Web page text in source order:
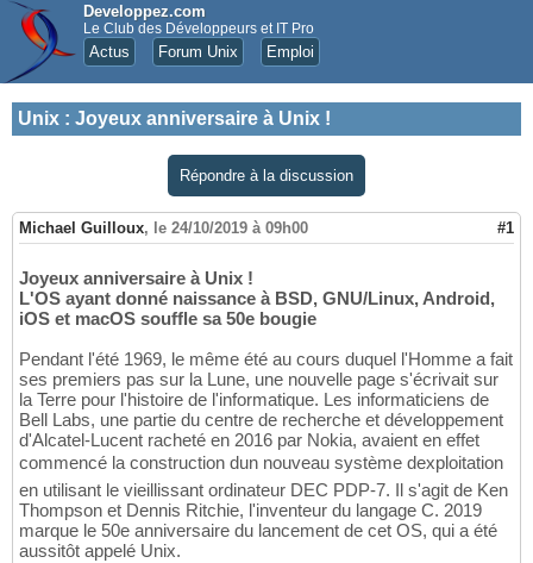
Developpez.com
Le Club des Développeurs et IT Pro
Actus Forum Unix Emploi
Unix : Joyeux anniversaire à Unix !
Répondre à la discussion
Michael Guilloux, le 24/10/2019 à 09h00 #1
Joyeux anniversaire à Unix !
L'OS ayant donné naissance à BSD, GNU/Linux, Android,
iOS et macOS souffle sa 50e bougie
Pendant l'été 1969, le même été au cours duquel l'Homme a fait
ses premiers pas sur la Lune, une nouvelle page s'écrivait sur
la Terre pour l'histoire de l'informatique. Les informaticiens de
Bell Labs, une partie du centre de recherche et développement
d'Alcatel-Lucent racheté en 2016 par Nokia, avaient en effet
commencé la construction dun nouveau système dexploitation
en utilisant le vieillissant ordinateur DEC PDP-7. Il s'agit de Ken
Thompson et Dennis Ritchie, l'inventeur du langage C. 2019
marque le 50e anniversaire du lancement de cet OS, qui a été
aussitôt appelé Unix.